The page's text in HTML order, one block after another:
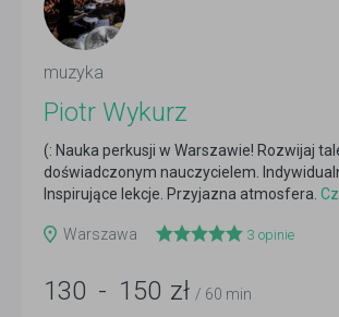
muzyka
Piotr Wykurz
(: Nauka perkusji w Warszawie! Rozwijaj
doświadczonym nauczycielem.
Inspirujące lekcje. Przyjazna atmosfera.
Warszawa 3 opinie
130 - 150 zł / 60 min